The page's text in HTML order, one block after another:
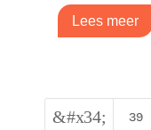
Lees meer
&#x34; 39